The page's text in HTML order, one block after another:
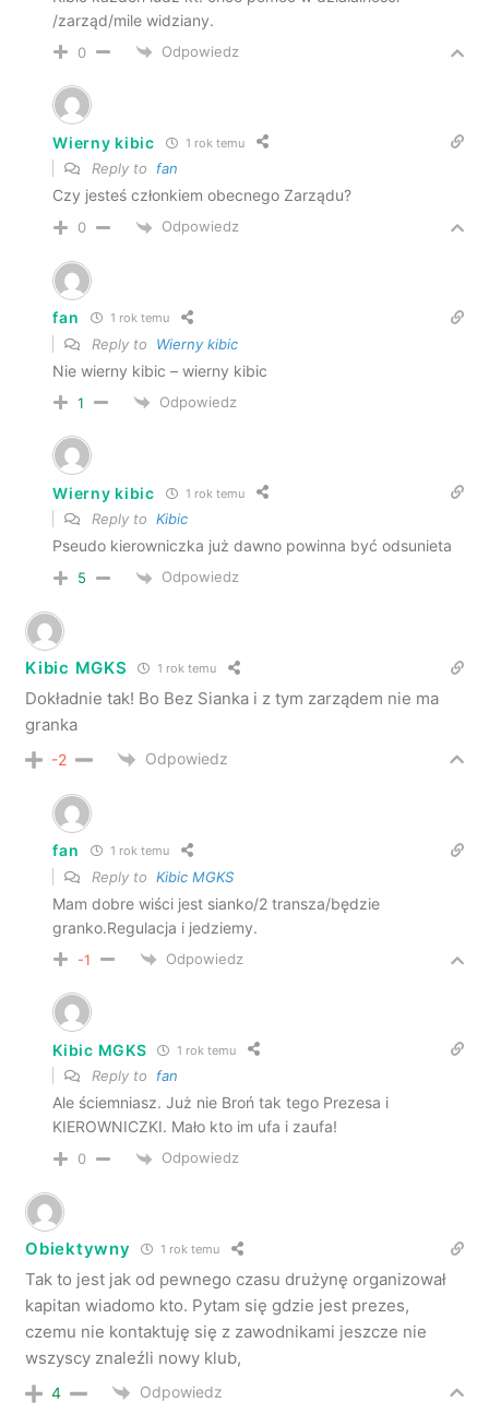
/zarząd/mile widziany.
0 Odpowiedz
Wierny kibic 1 rok temu
Reply tofan
Czy jesteś członkiem obecnego Zarządu?
0 Odpowiedz
fan 1 rok temu
Reply to Wierny kibic
Nie wierny kibic – wierny kibic
1 Odpowiedz
Wierny kibic 1 rok temu
Reply toKibic
Pseudo kierowniczka już dawno powinna być odsunieta
5 Odpowiedz
Kibic MGKS 1 rok temu
Dokładnie tak! Bo Bez Sianka i z tym zarządem nie ma
granka
-2 Odpowiedz
fan 1 rok temu
Reply toKibic MGKS
Mam dobre wiści jest sianko/2 transza/będzie
granko.Regulacja i jedziemy.
-1 Odpowiedz
Kibic MGKS 1 rok temu
Reply tofan
Ale ściemniasz. Już nie Broń tak tego Prezesa i
KIEROWNICZKI. Mało kto im ufa i zaufa!
0 Odpowiedz
Obiektywny 1 rok temu
Tak to jest jak od pewnego czasu drużynę organizował
kapitan wiadomo kto. Pytam się gdzie jest prezes,
czemu nie kontaktuję się z zawodnikami jeszcze nie
wszyscy znaleźli nowy klub,
4 Odpowiedz